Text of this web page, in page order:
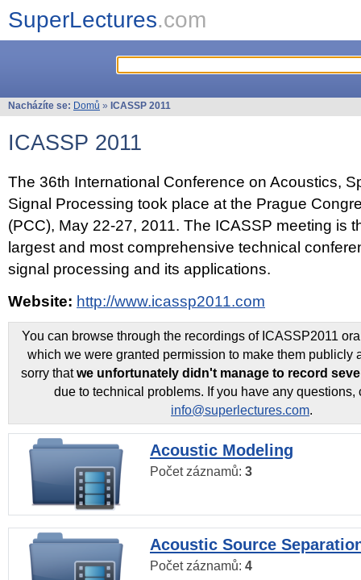
SuperLectures.com
Nacházíte se: Domů » ICASSP 2011
ICASSP 2011
The 36th International Conference on Acoustics,
Signal Processing took place at the Prague
(PCC), May 22-27, 2011. The ICASSP meeting is
largest and most comprehensive technical
signal processing and its applications.
Website: http://www.icassp2011.com
You can browse through the recordings of ICASSP2011
which we were granted permission to make them publicly
sorry thatwe unfortunately didn't manage to record
due to technical problems. If you have any questions,
info@superlectures.com.
Acoustic Modeling
Počet záznamů: 3
Acoustic Source
Počet záznamů: 4